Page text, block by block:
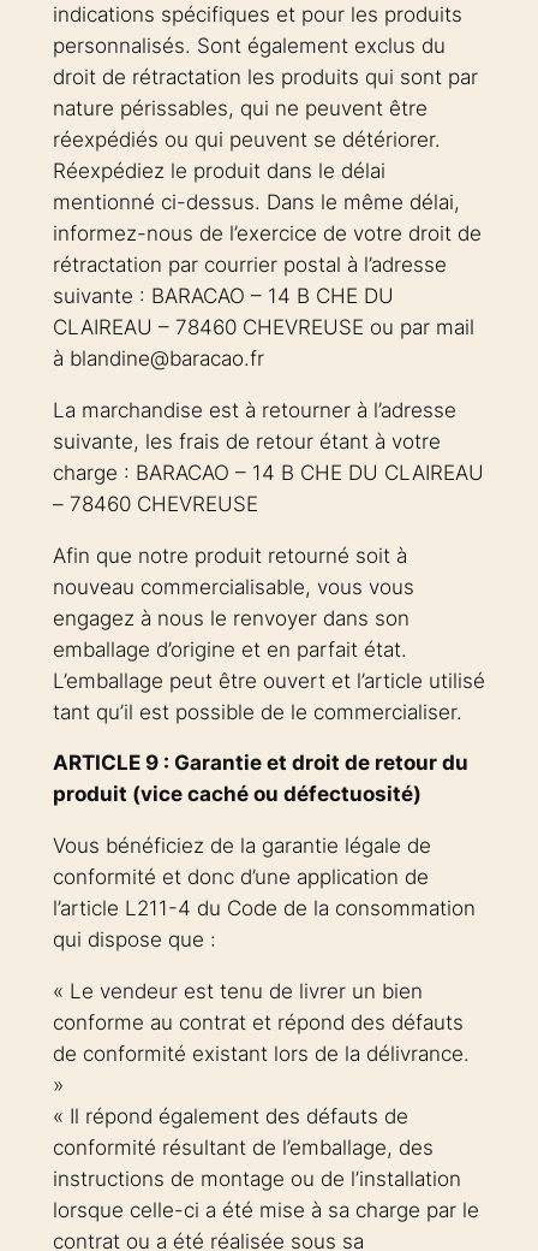
indications spécifiques et pour les produits
personnalisés. Sont également exclus du
droit de rétractation les produits qui sont par
nature périssables, qui ne peuvent être
réexpédiés ou qui peuvent se détériorer.
Réexpédiez le produit dans le délai
mentionné ci-dessus. Dans le même délai,
informez-nous de l’exercice de votre droit de
rétractation par courrier postal à l’adresse
suivante : BARACAO – 14 B CHE DU
CLAIREAU – 78460 CHEVREUSE ou par mail
à blandine@baracao.fr
La marchandise est à retourner à l’adresse
suivante, les frais de retour étant à votre
charge : BARACAO – 14 B CHE DU CLAIREAU
– 78460 CHEVREUSE
Afin que notre produit retourné soit à
nouveau commercialisable, vous vous
engagez à nous le renvoyer dans son
emballage d’origine et en parfait état.
L’emballage peut être ouvert et l’article utilisé
tant qu’il est possible de le commercialiser.
ARTICLE 9 : Garantie et droit de retour du
produit (vice caché ou défectuosité)
Vous bénéficiez de la garantie légale de
conformité et donc d’une application de
l’article L211-4 du Code de la consommation
qui dispose que :
« Le vendeur est tenu de livrer un bien
conforme au contrat et répond des défauts
de conformité existant lors de la délivrance.
»
« Il répond également des défauts de
conformité résultant de l’emballage, des
instructions de montage ou de l’installation
lorsque celle-ci a été mise à sa charge par le
contrat ou a été réalisée sous sa